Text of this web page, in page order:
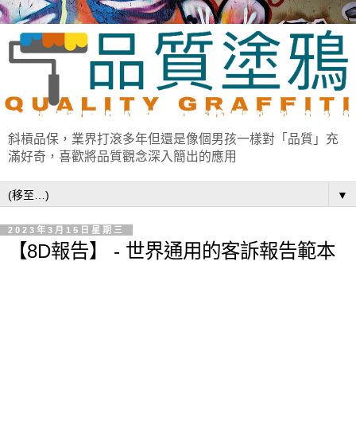
斜槓品保，業界打滾多年但還是像個男孩一樣對「品質」充
滿好奇，喜歡將品質觀念深入簡出的應用
▼
2023年3月15日星期三
【8D報告】 - 世界通用的客訴報告範本